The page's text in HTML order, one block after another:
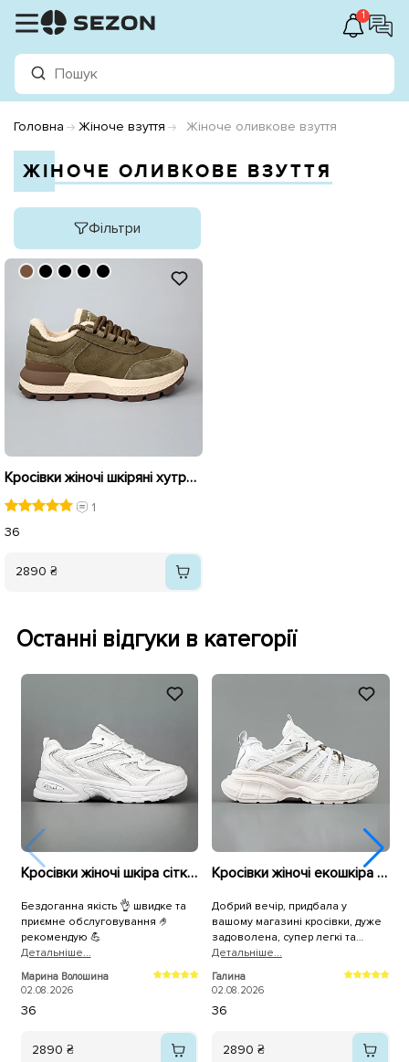
1
Головна Жіноче взуття Жіноче оливкове взуття
ЖІНОЧЕ ОЛИВКОВЕ ВЗУТТЯ
Фільтри
Кросівки жіночі шкіряні хутро 589983 Хакі
1
36
2890 ₴
Останні відгуки в категорії
Кросівки жіночі шкіра сітка 594681 Білі
Бездоганна якість 👌 швидке та
приємне обслуговування 🤌
рекомендую 💪
Детальнiше...
Марина Волошина
02.08.2026
36
2890 ₴
Кросівки жіночі екошкіра сітка 595293 Білі
Добрий вечір, придбала у
вашому магазині кросівки, дуже
задоволена, супер легкі та
зручні, а для чоловіка крокси, він
теж задоволений. Дякуємо.
Детальнiше...
Галина
02.08.2026
36
2890 ₴